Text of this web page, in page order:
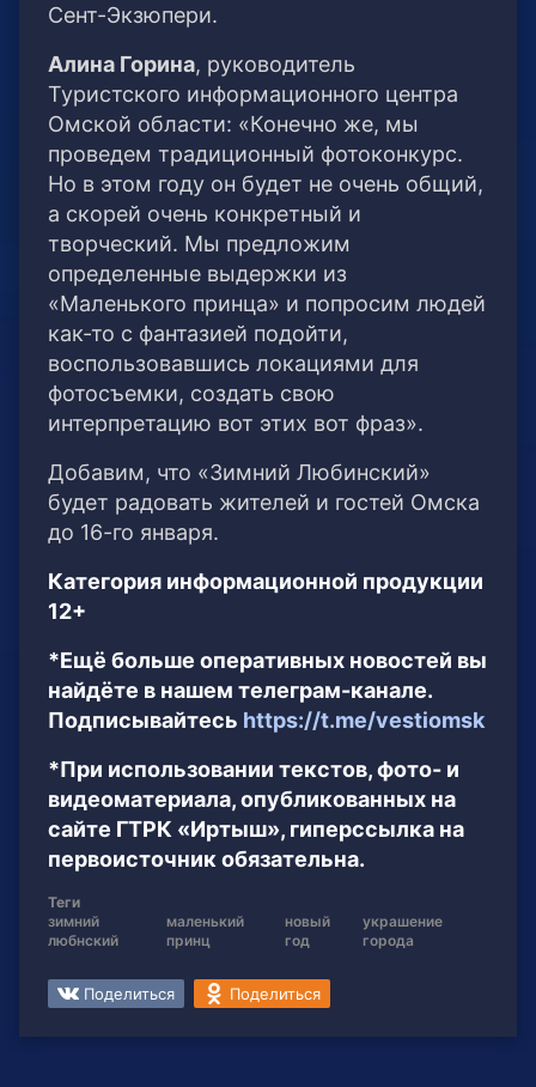
Сент-Экзюпери.
Алина Горина, руководитель
Туристского информационного центра
Омской области: «Конечно же, мы
проведем традиционный фотоконкурс.
Но в этом году он будет не очень общий,
а скорей очень конкретный и
творческий. Мы предложим
определенные выдержки из
«Маленького принца» и попросим людей
как-то с фантазией подойти,
воспользовавшись локациями для
фотосъемки, создать свою
интерпретацию вот этих вот фраз».
Добавим, что «Зимний Любинский»
будет радовать жителей и гостей Омска
до 16-го января.
Категория информационной продукции
12+
*Ещё больше оперативных новостей вы
найдёте в нашем телеграм-канале.
Подписывайтесь https://t.me/vestiomsk
*При использовании текстов, фото- и
видеоматериала, опубликованных на
сайте ГТРК «Иртыш», гиперссылка на
первоисточник обязательна.
Теги
зимний
любнский
маленький
принц
новый
год
украшение
города
Поделиться Поделиться